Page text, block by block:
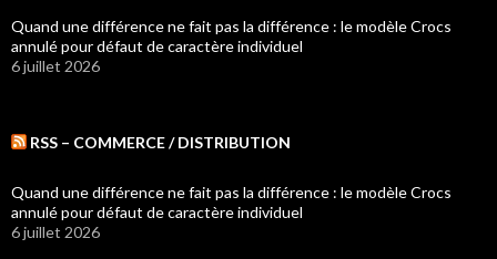
Quand une différence ne fait pas la différence : le modèle Crocs
annulé pour défaut de caractère individuel
6 juillet 2026
RSS – COMMERCE / DISTRIBUTION
Quand une différence ne fait pas la différence : le modèle Crocs
annulé pour défaut de caractère individuel
6 juillet 2026